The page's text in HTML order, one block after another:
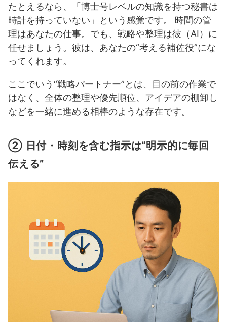
たとえるなら、「博士号レベルの知識を持つ秘書は
時計を持っていない」という感覚です。 時間の管
理はあなたの仕事。でも、戦略や整理は彼（AI）に
任せましょう。彼は、あなたの“考える補佐役”にな
ってくれます。
ここでいう“戦略パートナー”とは、目の前の作業で
はなく、全体の整理や優先順位、アイデアの棚卸し
などを一緒に進める相棒のような存在です。
② 日付・時刻を含む指示は“明示的に毎回
伝える”